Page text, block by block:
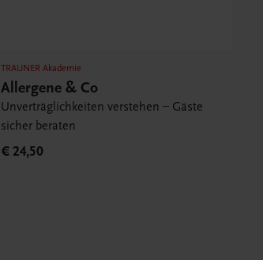
TRAUNER Akademie
Allergene & Co
Unverträglichkeiten verstehen – Gäste
sicher beraten
€ 24,50